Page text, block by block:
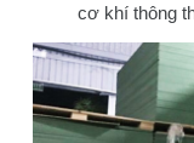
cơ khí thông